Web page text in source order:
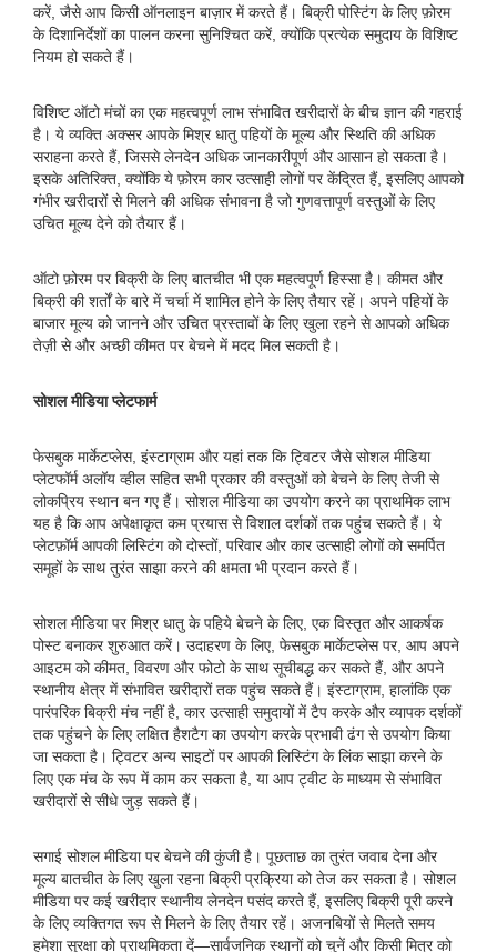
करें, जैसे आप किसी ऑनलाइन बाज़ार में करते हैं। बिक्री पोस्टिंग के लिए फ़ोरम
के दिशानिर्देशों का पालन करना सुनिश्चित करें, क्योंकि प्रत्येक समुदाय के विशिष्ट
नियम हो सकते हैं।
विशिष्ट ऑटो मंचों का एक महत्वपूर्ण लाभ संभावित खरीदारों के बीच ज्ञान की गहराई
है। ये व्यक्ति अक्सर आपके मिश्र धातु पहियों के मूल्य और स्थिति की अधिक
सराहना करते हैं, जिससे लेनदेन अधिक जानकारीपूर्ण और आसान हो सकता है।
इसके अतिरिक्त, क्योंकि ये फ़ोरम कार उत्साही लोगों पर केंद्रित हैं, इसलिए आपको
गंभीर खरीदारों से मिलने की अधिक संभावना है जो गुणवत्तापूर्ण वस्तुओं के लिए
उचित मूल्य देने को तैयार हैं।
ऑटो फ़ोरम पर बिक्री के लिए बातचीत भी एक महत्वपूर्ण हिस्सा है। कीमत और
बिक्री की शर्तों के बारे में चर्चा में शामिल होने के लिए तैयार रहें। अपने पहियों के
बाजार मूल्य को जानने और उचित प्रस्तावों के लिए खुला रहने से आपको अधिक
तेज़ी से और अच्छी कीमत पर बेचने में मदद मिल सकती है।
सोशल मीडिया प्लेटफार्म
फेसबुक मार्केटप्लेस, इंस्टाग्राम और यहां तक ​​कि ट्विटर जैसे सोशल मीडिया
प्लेटफॉर्म अलॉय व्हील सहित सभी प्रकार की वस्तुओं को बेचने के लिए तेजी से
लोकप्रिय स्थान बन गए हैं। सोशल मीडिया का उपयोग करने का प्राथमिक लाभ
यह है कि आप अपेक्षाकृत कम प्रयास से विशाल दर्शकों तक पहुंच सकते हैं। ये
प्लेटफ़ॉर्म आपकी लिस्टिंग को दोस्तों, परिवार और कार उत्साही लोगों को समर्पित
समूहों के साथ तुरंत साझा करने की क्षमता भी प्रदान करते हैं।
सोशल मीडिया पर मिश्र धातु के पहिये बेचने के लिए, एक विस्तृत और आकर्षक
पोस्ट बनाकर शुरुआत करें। उदाहरण के लिए, फेसबुक मार्केटप्लेस पर, आप अपने
आइटम को कीमत, विवरण और फोटो के साथ सूचीबद्ध कर सकते हैं, और अपने
स्थानीय क्षेत्र में संभावित खरीदारों तक पहुंच सकते हैं। इंस्टाग्राम, हालांकि एक
पारंपरिक बिक्री मंच नहीं है, कार उत्साही समुदायों में टैप करके और व्यापक दर्शकों
तक पहुंचने के लिए लक्षित हैशटैग का उपयोग करके प्रभावी ढंग से उपयोग किया
जा सकता है। ट्विटर अन्य साइटों पर आपकी लिस्टिंग के लिंक साझा करने के
लिए एक मंच के रूप में काम कर सकता है, या आप ट्वीट के माध्यम से संभावित
खरीदारों से सीधे जुड़ सकते हैं।
सगाई सोशल मीडिया पर बेचने की कुंजी है। पूछताछ का तुरंत जवाब देना और
मूल्य बातचीत के लिए खुला रहना बिक्री प्रक्रिया को तेज कर सकता है। सोशल
मीडिया पर कई खरीदार स्थानीय लेनदेन पसंद करते हैं, इसलिए बिक्री पूरी करने
के लिए व्यक्तिगत रूप से मिलने के लिए तैयार रहें। अजनबियों से मिलते समय
हमेशा सुरक्षा को प्राथमिकता दें—सार्वजनिक स्थानों को चुनें और किसी मित्र को